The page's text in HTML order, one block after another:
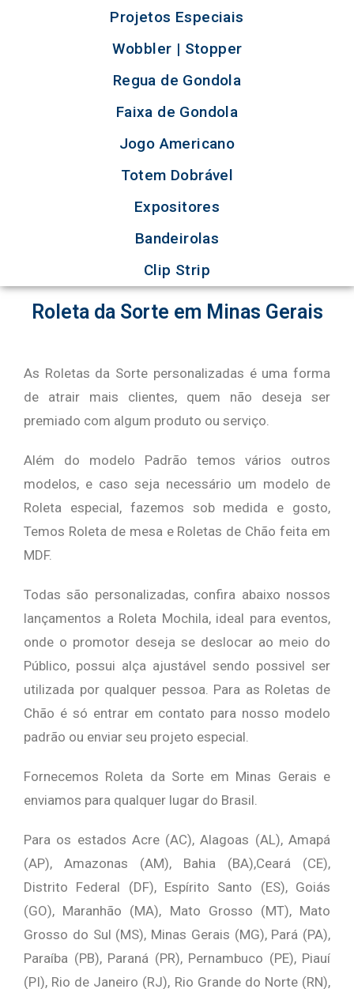
Projetos Especiais
Wobbler | Stopper
Regua de Gondola
Faixa de Gondola
Jogo Americano
Totem Dobrável
Expositores
Bandeirolas
Clip Strip
Roleta da Sorte em Minas Gerais
As Roletas da Sorte personalizadas é uma forma
de atrair mais clientes, quem não deseja ser
premiado com algum produto ou serviço.
Além do modelo Padrão temos vários outros
modelos, e caso seja necessário um modelo de
Roleta especial, fazemos sob medida e gosto,
Temos Roleta de mesa e Roletas de Chão feita em
MDF.
Todas são personalizadas, confira abaixo nossos
lançamentos a Roleta Mochila, ideal para eventos,
onde o promotor deseja se deslocar ao meio do
Público, possui alça ajustável sendo possivel ser
utilizada por qualquer pessoa. Para as Roletas de
Chão é só entrar em contato para nosso modelo
padrão ou enviar seu projeto especial.
Fornecemos Roleta da Sorte em Minas Gerais e
enviamos para qualquer lugar do Brasil.
Para os estados Acre (AC), Alagoas (AL), Amapá
(AP), Amazonas (AM), Bahia (BA),Ceará (CE),
Distrito Federal (DF), Espírito Santo (ES), Goiás
(GO), Maranhão (MA), Mato Grosso (MT), Mato
Grosso do Sul (MS), Minas Gerais (MG), Pará (PA),
Paraíba (PB), Paraná (PR), Pernambuco (PE), Piauí
(PI), Rio de Janeiro (RJ), Rio Grande do Norte (RN),